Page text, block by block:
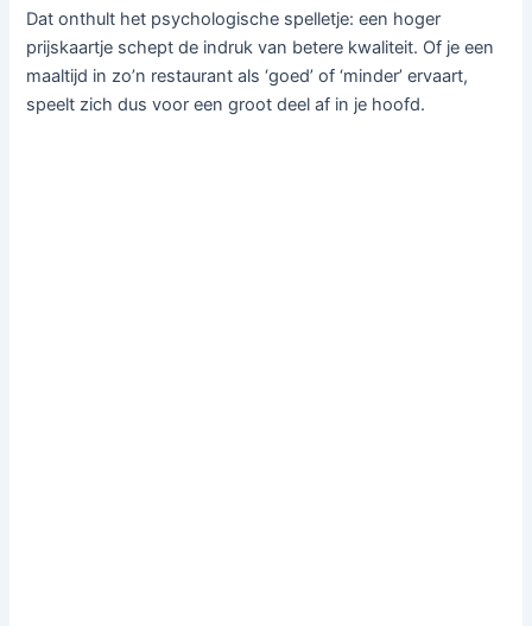
Dat onthult het psychologische spelletje: een hoger
prijskaartje schept de indruk van betere kwaliteit. Of je een
maaltijd in zo’n restaurant als ‘goed’ of ‘minder’ ervaart,
speelt zich dus voor een groot deel af in je hoofd.